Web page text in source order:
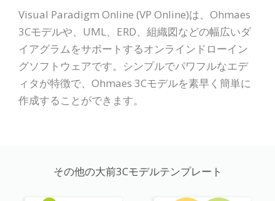
Visual Paradigm Online (VP Online)は、Ohmaes
3Cモデルや、UML、ERD、組織図などの幅広いダ
イアグラムをサポートするオンラインドローイン
グソフトウェアです。シンプルでパワフルなエデ
ィタが特徴で、Ohmaes 3Cモデルを素早く簡単に
作成することができます。
その他の大前3Cモデルテンプレート